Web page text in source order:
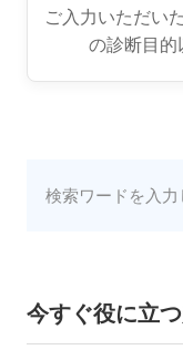
ご入力いただい
の診断目的
今すぐ役に立